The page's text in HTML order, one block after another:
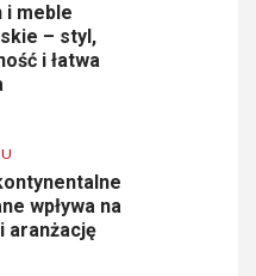
i meble
– styl,
i łatwa
wpływa na
aranżację